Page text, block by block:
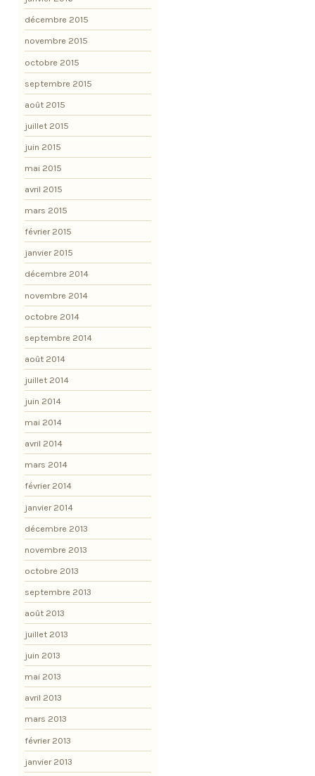
décembre 2015
novembre 2015
octobre 2015
septembre 2015
août 2015
juillet 2015
juin 2015
mai 2015
avril 2015
mars 2015
février 2015
janvier 2015
décembre 2014
novembre 2014
octobre 2014
septembre 2014
août 2014
juillet 2014
juin 2014
mai 2014
avril 2014
mars 2014
février 2014
janvier 2014
décembre 2013
novembre 2013
octobre 2013
septembre 2013
août 2013
juillet 2013
juin 2013
mai 2013
avril 2013
mars 2013
février 2013
janvier 2013